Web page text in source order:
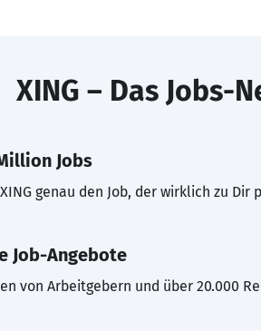
XING – Das Jobs-
Jobs
genau den Job, der wirklich zu Dir
Job-Angebote
von Arbeitgebern und über 20.000